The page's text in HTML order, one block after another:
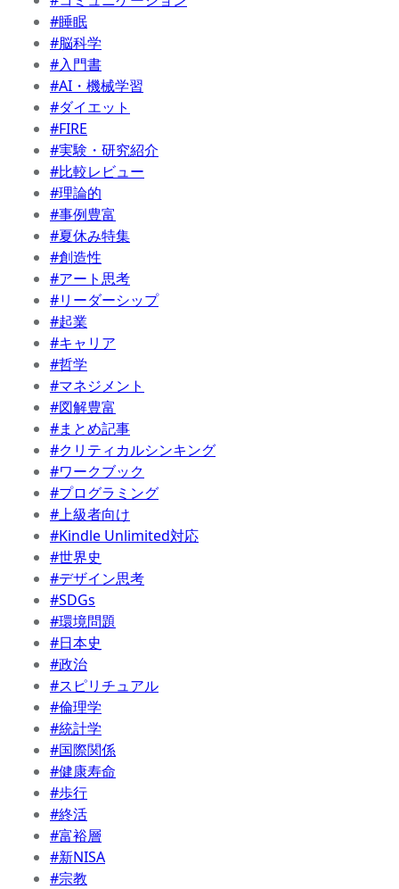
#睡眠
#脳科学
#入門書
#AI・機械学習
#ダイエット
#FIRE
#実験・研究紹介
#比較レビュー
#理論的
#事例豊富
#夏休み特集
#創造性
#アート思考
#リーダーシップ
#起業
#キャリア
#哲学
#マネジメント
#図解豊富
#まとめ記事
#クリティカルシンキング
#ワークブック
#プログラミング
#上級者向け
#Kindle Unlimited対応
#世界史
#デザイン思考
#SDGs
#環境問題
#日本史
#政治
#スピリチュアル
#倫理学
#統計学
#国際関係
#健康寿命
#歩行
#終活
#富裕層
#新NISA
#宗教